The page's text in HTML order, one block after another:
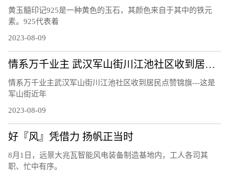
黄玉髓印记925是一种黄色的玉石，其颜色来自于其中的铁元
素。925代表着
2023-08-09
情系万千业主 武汉军山街川江池社区收到居民点赞锦旗
情系万千业主武汉军山街川江池社区收到居民点赞锦旗---这是
军山街近年
2023-08-09
好『风』凭借力 扬帆正当时
8月1日，远景大兆瓦智能风电装备制造基地内，工人各司其
职、忙中有序。